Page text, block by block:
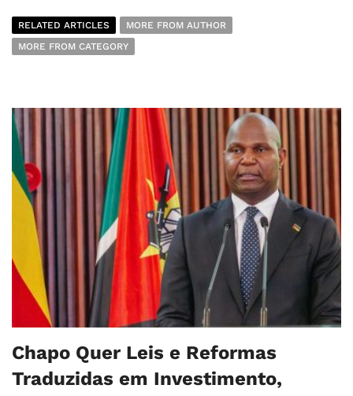
RELATED ARTICLES
MORE FROM AUTHOR
MORE FROM CATEGORY
Chapo Quer Leis e Reformas
Traduzidas em Investimento,